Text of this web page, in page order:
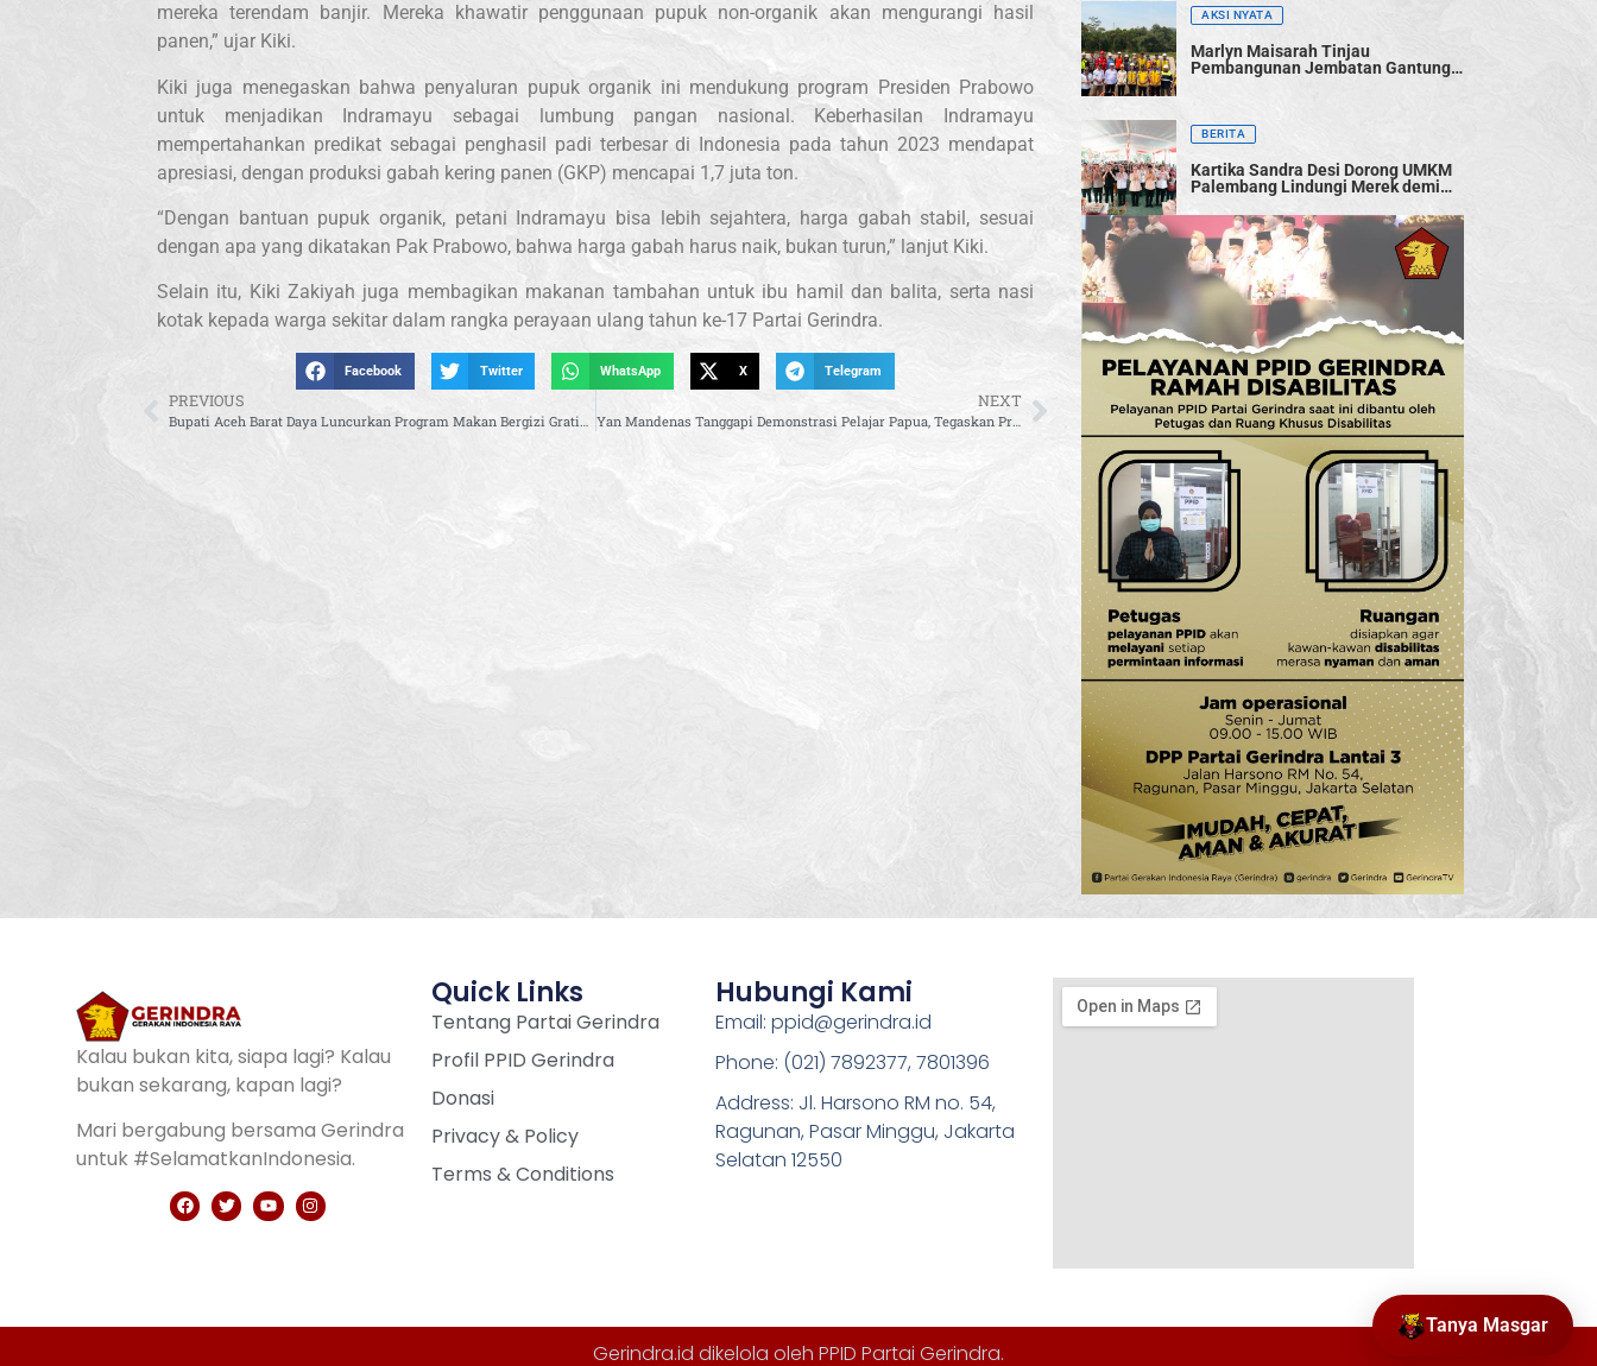
mereka terendam banjir. Mereka khawatir penggunaan pupuk non-organik akan mengurangi hasil
panen,” ujar Kiki.
Kiki juga menegaskan bahwa penyaluran pupuk organik ini mendukung program Presiden Prabowo
untuk menjadikan Indramayu sebagai lumbung pangan nasional. Keberhasilan Indramayu
mempertahankan predikat sebagai penghasil padi terbesar di Indonesia pada tahun 2023 mendapat
apresiasi, dengan produksi gabah kering panen (GKP) mencapai 1,7 juta ton.
“Dengan bantuan pupuk organik, petani Indramayu bisa lebih sejahtera, harga gabah stabil, sesuai
dengan apa yang dikatakan Pak Prabowo, bahwa harga gabah harus naik, bukan turun,” lanjut Kiki.
Selain itu, Kiki Zakiyah juga membagikan makanan tambahan untuk ibu hamil dan balita, serta nasi
kotak kepada warga sekitar dalam rangka perayaan ulang tahun ke-17 Partai Gerindra.
Tanya Masgar
Facebook Twitter WhatsApp X Telegram
PREVIOUS
Bupati Aceh Barat Daya Luncurkan Program Makan Bergizi Gratis di SMA Unggul Harapan Bangsa
NEXT
Yan Mandenas Tanggapi Demonstrasi Pelajar Papua, Tegaskan Program Makan Bergizi Gratis Sudah Dibiayai OTSUS
AKSI NYATA
Marlyn Maisarah Tinjau
Pembangunan Jembatan Gantung
BERITA
Kartika Sandra Desi Dorong UMKM
Palembang Lindungi Merek demi
Kalau bukan kita, siapa lagi? Kalau
bukan sekarang, kapan lagi?
Mari bergabung bersama Gerindra
untuk #SelamatkanIndonesia.
Quick Links
Tentang Partai Gerindra
Profil PPID Gerindra
Donasi
Privacy & Policy
Terms & Conditions
Hubungi Kami
Email: ppid@gerindra.id
Phone: (021) 7892377, 7801396
Address: Jl. Harsono RM no. 54,
Ragunan, Pasar Minggu, Jakarta
Selatan 12550
Gerindra.id dikelola oleh PPID Partai Gerindra.